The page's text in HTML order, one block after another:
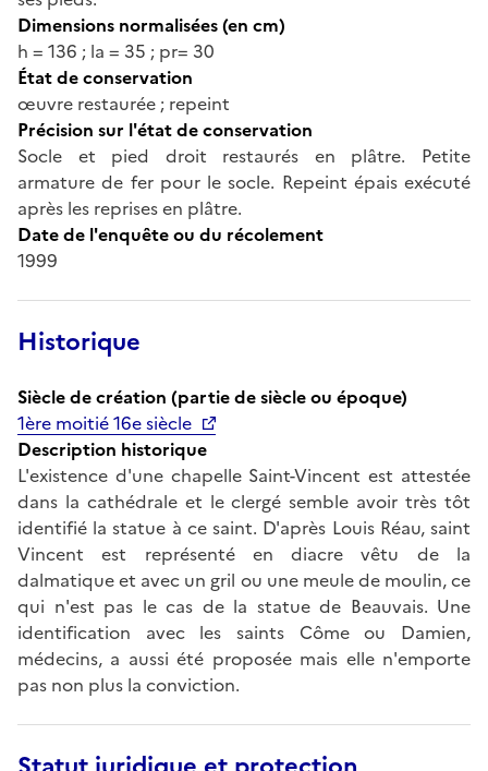
Dimensions normalisées (en cm)
h = 136 ; la = 35 ; pr= 30
État de conservation
œuvre restaurée ; repeint
Précision sur l'état de conservation
Socle et pied droit restaurés en plâtre. Petite
armature de fer pour le socle. Repeint épais exécuté
après les reprises en plâtre.
Date de l'enquête ou du récolement
1999
Historique
Siècle de création (partie de siècle ou époque)
1ère moitié 16e siècle
Description historique
L'existence d'une chapelle Saint-Vincent est attestée
dans la cathédrale et le clergé semble avoir très tôt
identifié la statue à ce saint. D'après Louis Réau, saint
Vincent est représenté en diacre vêtu de la
dalmatique et avec un gril ou une meule de moulin, ce
qui n'est pas le cas de la statue de Beauvais. Une
identification avec les saints Côme ou Damien,
médecins, a aussi été proposée mais elle n'emporte
pas non plus la conviction.